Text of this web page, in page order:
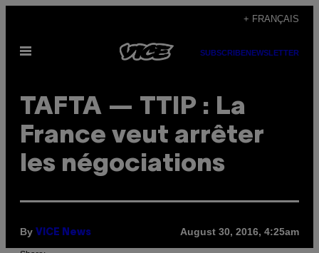
content
+ FRANÇAIS
Open
SUBSCRIBENEWSLETTER
TAFTA — TTIP : La
France veut arrêter
les négociations
By VICE News August 30, 2016, 4:25am